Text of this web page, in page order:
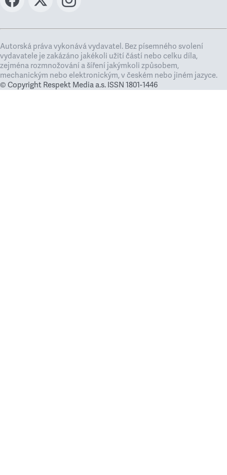
Autorská práva vykonává vydavatel. Bez písemného svolení
vydavatele je zakázáno jakékoli užití částí nebo celku díla,
zejména rozmnožování a šíření jakýmkoli způsobem,
mechanickým nebo elektronickým, v českém nebo jiném jazyce.
© Copyright Respekt Media a.s. ISSN 1801-1446